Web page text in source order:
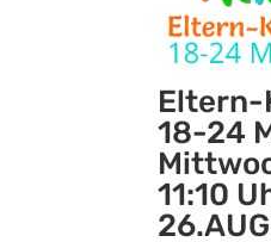
Eltern-
18-24
11:10